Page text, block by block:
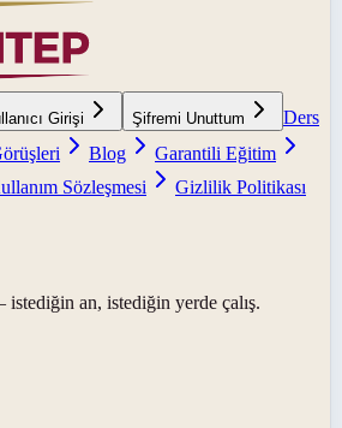
Girişi Şifremi Unuttum
Ders
Blog
Garantili Eğitim
Sözleşmesi
Gizlilik Politikası
an, istediğin yerde çalış.